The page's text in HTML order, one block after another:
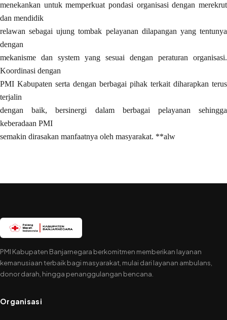
menekankan untuk memperkuat pondasi organisasi dengan merekrut
dan mendidik
relawan sebagai ujung tombak pelayanan dilapangan yang tentunya
dengan
mekanisme dan system yang sesuai dengan peraturan organisasi.
Koordinasi dengan
PMI Kabupaten serta dengan berbagai pihak terkait diharapkan terus
terjalin
dengan baik, bersinergi dalam berbagai pelayanan sehingga
keberadaan PMI
semakin dirasakan manfaatnya oleh masyarakat. **alw
PMI Kabupaten Banjarnegara berkomitmen memberikan layanan
kemanusiaan terbaik bagi masyarakat, mulai dari layanan ambulans,
donor darah, hingga penanggulangan bencana.
Organisasi